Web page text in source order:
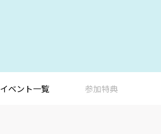
イベント一覧 参加特典